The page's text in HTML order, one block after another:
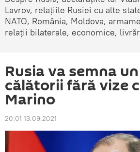
Lavrov, relațiile Rusiei cu alte
NATO, România, Moldova,
relații bilaterale, economice,
Rusia va semna
călătorii fără vize
Marino
20:01 13.09.2021